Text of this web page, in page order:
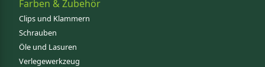
Farben & Zubehör
Clips und Klammern
Schrauben
Öle und Lasuren
Verlegewerkzeug